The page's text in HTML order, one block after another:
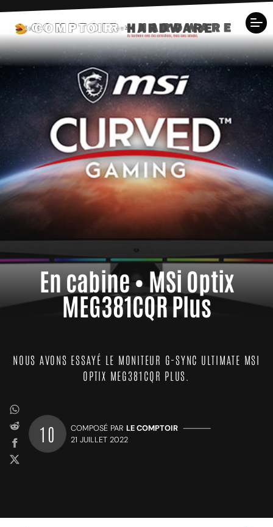
En cabine • MSi Optix
MEG381CQR Plus
NOUS AVONS ESSAYÉ LE MONITEUR G-SYNC ULTIMATE MSI
OPTIX MEG381CQR PLUS.
10 COMPOSÉ PAR LE COMPTOIR —————
21 JUILLET 2022